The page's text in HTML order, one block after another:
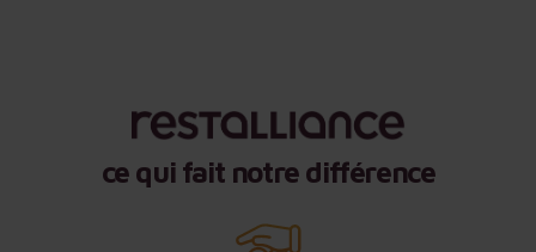
ce qui fait notre différence